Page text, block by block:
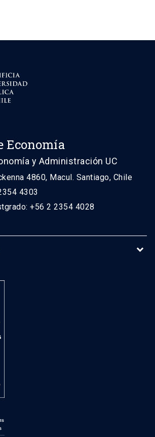
Economía
y Administración UC
4860, Macul. Santiago, Chile
4303
+56 2 2354 4028